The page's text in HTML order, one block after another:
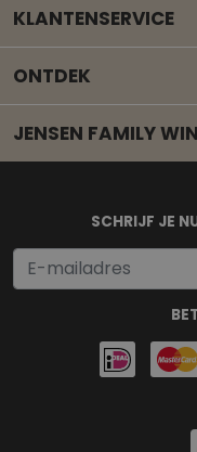
Mail
KLANTENSERVICE
ONTDEK
JENSEN FAMILY
SCHRIJF JE